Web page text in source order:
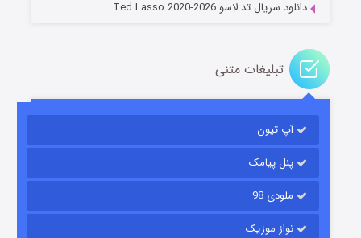
دانلود سریال تد لاسو Ted Lasso 2020-2026
تبلیغات متنی
آپ تیون
پنل پیامک
ملودی 98
نواز موزیک